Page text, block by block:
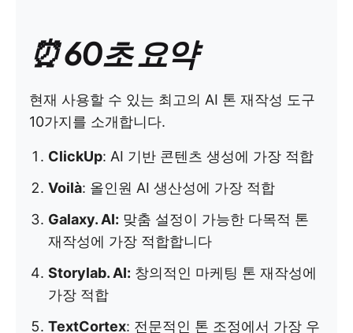
⏰ 60초 요약
현재 사용할 수 있는 최고의 AI 톤 재작성 도구
10가지를 소개합니다.
ClickUp: AI 기반 콘텐츠 생성에 가장 적합
Voilà: 올인원 AI 생산성에 가장 적합
Galaxy. AI: 맞춤 설정이 가능한 다목적 톤
재작성에 가장 적합합니다
Storylab. AI: 창의적인 마케팅 톤 재작성에
가장 적합
TextCortex: 전문적인 톤 조정에서 가장 우